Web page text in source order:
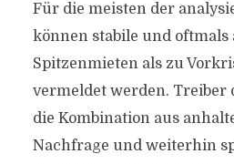
Für die meisten der
können stabile und oftmals
Spitzenmieten als zu
vermeldet werden.
die Kombination aus
Nachfrage und weiterhin